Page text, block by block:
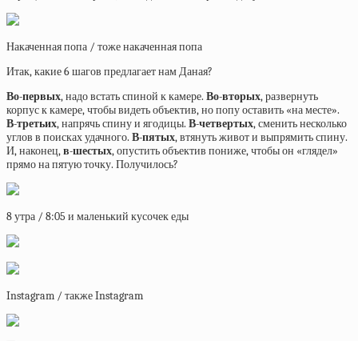
Накаченная попа / тоже накаченная попа
Итак, какие 6 шагов предлагает нам Даная?
Во-первых, надо встать спиной к камере. Во-вторых, развернуть
корпус к камере, чтобы видеть объектив, но попу оставить «на месте».
В-третьих, напрячь спину и ягодицы. В-четвертых, сменить несколько
углов в поисках удачного. В-пятых, втянуть живот и выпрямить спину.
И, наконец,в-шестых, опустить объектив пониже, чтобы он «глядел»
прямо на пятую точку. Получилось?
8 утра / 8:05 и маленький кусочек еды
Instagram / также Instagram